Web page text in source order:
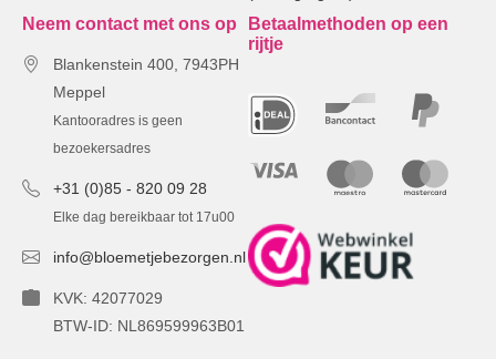
Neem contact met ons op
Blankenstein 400, 7943PH
Meppel
Kantooradres is geen
bezoekersadres
+31 (0)85 - 820 09 28
Elke dag bereikbaar tot 17u00
info@bloemetjebezorgen.nl
KVK: 42077029
BTW-ID: NL869599963B01
Betaalmethoden op een
rijtje